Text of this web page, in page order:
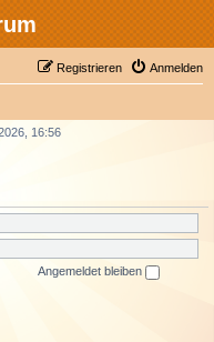
Anmelden
Registrieren
16:56
Angemeldet bleiben